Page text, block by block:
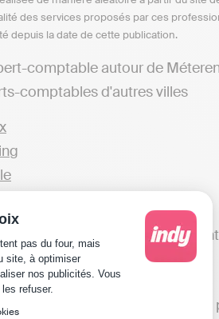
Consentement :
pas du four, mais
site, à optimiser
nos publicités. Vous
refuser.
consent
des services proposés par ces
depuis la date de cette publication.
comptable autour de
comptables d'autres villes
en-Weppes
d'autres cabinets
en ligne vous-même, c'est